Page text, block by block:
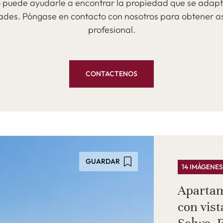
puede ayudarle a encontrar la propiedad que se
Póngase en contacto con nosotros para obtener
profesional.
CONTACTENOS
GUARDAR
14 IMÁGENES
con